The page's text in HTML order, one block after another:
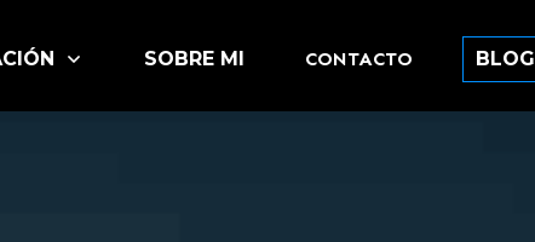
SOBRE MI CONTACTO BLOG